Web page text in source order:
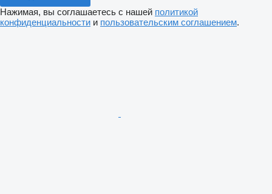
Нажимая, вы соглашаетесь с нашей политикой
конфиденциальности и пользовательским соглашением.